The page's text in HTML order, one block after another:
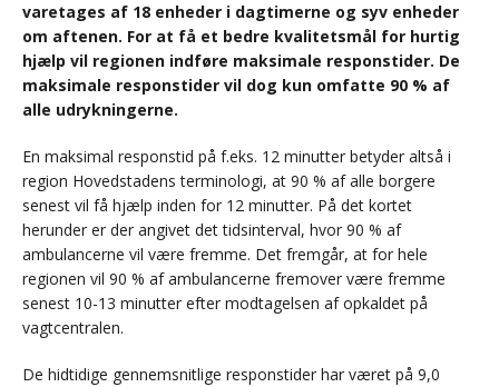
varetages af 18 enheder i dagtimerne og syv enheder
om aftenen. For at få et bedre kvalitetsmål for hurtig
hjælp vil regionen indføre maksimale responstider. De
maksimale responstider vil dog kun omfatte 90 % af
alle udrykningerne.
En maksimal responstid på f.eks. 12 minutter betyder altså i
region Hovedstadens terminologi, at 90 % af alle borgere
senest vil få hjælp inden for 12 minutter. På det kortet
herunder er der angivet det tidsinterval, hvor 90 % af
ambulancerne vil være fremme. Det fremgår, at for hele
regionen vil 90 % af ambulancerne fremover være fremme
senest 10-13 minutter efter modtagelsen af opkaldet på
vagtcentralen.
De hidtidige gennemsnitlige responstider har været på 9,0